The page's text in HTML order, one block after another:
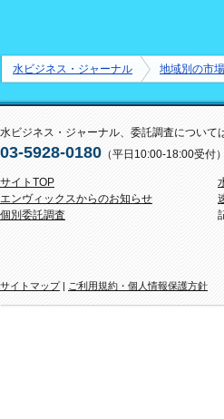
水ビジネス・ジャーナル 地域別の市
水ビジネス・ジャーナル、委託調査について
03-5928-0180 （平日10:00-18:00受付
サイトTOP
エンヴィックスからのお知らせ
個別委託調査
サイトマップ| ご利用規約・個人情報保護方針